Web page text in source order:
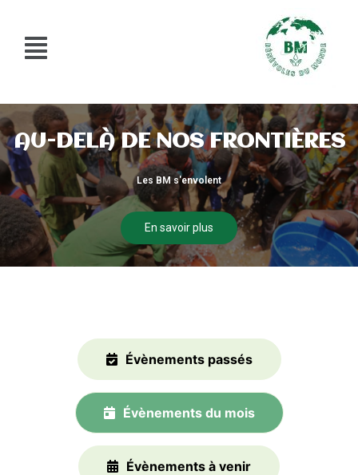
AU-DELÀ DE NOS FRONTIÈRES
Les BM s'envolent
En savoir plus
Évènements passés
Évènements du mois
Évènements à venir